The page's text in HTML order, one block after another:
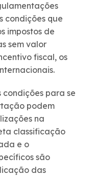
condições que
impostos de
sem valor
fiscal, os
para se
podem
na
classificação
e o
são
das